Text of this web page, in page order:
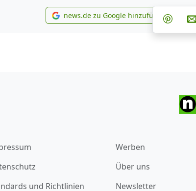
news.de zu Google
news.de zu Google hinzufügen
und Richtlinien
Werben
Über uns
Newsletter